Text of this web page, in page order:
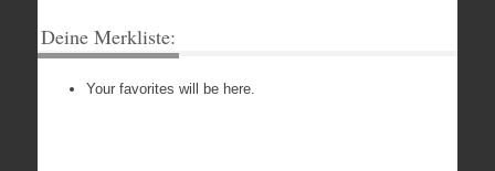
Deine Merkliste:
Your favorites will be here.